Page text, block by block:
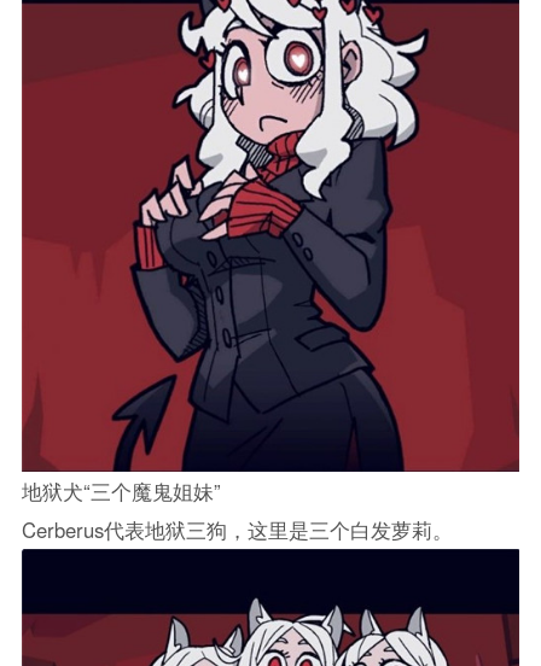
地狱犬“三个魔鬼姐妹”
Cerberus代表地狱三狗，这里是三个白发萝莉。